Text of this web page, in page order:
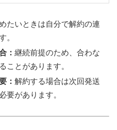
たいときは自分で解約の連
。
：継続前提のため、合わな
ことがあります。
：解約する場合は次回発送
要があります。